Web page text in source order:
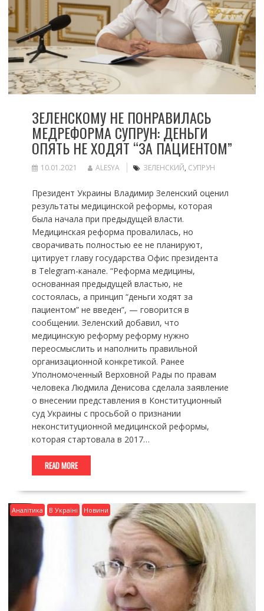
ЗЕЛЕНСКОМУ НЕ ПОНРАВИЛАСЬ
МЕДРЕФОРМА СУПРУН: ДЕНЬГИ
ОПЯТЬ НЕ ХОДЯТ “ЗА ПАЦИЕНТОМ”
10.01.2021 ALESYA ЗЕЛЕНСКИЙ, СУПРУН
Президент Украины Владимир Зеленский оценил
результаты медицинской реформы, которая
была начала при предыдущей власти.
Медицинская реформа провалилась, но
сворачивать полностью ее не планируют,
цитирует главу государства Офис президента
в Telegram-канале. “Реформа медицины,
основанная предыдущей властью, не
состоялась, а принцип “деньги ходят за
пациентом” не введен”, — говорится в
сообщении. Зеленский добавил, что
медицинскую реформу реформу нужно
переосмыслить и наполнить правильной
организационной конкретикой. Ранее
Уполномоченный Верховной Рады по правам
человека Людмила Денисова сделала заявление
о внесении представления в Конституционный
суд Украины с просьбой о признании
неконституционной медицинской реформы,
которая стартовала в 2017…
READ MORE
Аналітика В Україні Новини